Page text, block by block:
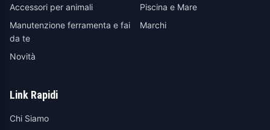
Accessori per animali
Piscina e Mare
Manutenzione ferramenta e fai
da te
Marchi
Novità
Link Rapidi
Chi Siamo